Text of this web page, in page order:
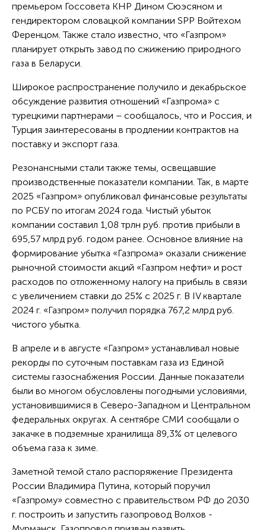
премьером Госсовета КНР Дином Сюэсяном и
гендиректором словацкой компании SPP Войтехом
Ференцом. Также стало известно, что «Газпром»
планирует открыть завод по сжижению природного
газа в Беларуси.
Широкое распространение получило и декабрьское
обсуждение развития отношений «Газпрома» с
турецкими партнерами – сообщалось, что и Россия, и
Турция заинтересованы в продлении контрактов на
поставку и экспорт газа.
Резонансными стали также темы, освещавшие
производственные показатели компании. Так, в марте
2025 «Газпром» опубликовал финансовые результаты
по РСБУ по итогам 2024 года. Чистый убыток
компании составил 1,08 трлн руб. против прибыли в
695,57 млрд руб. годом ранее. Основное влияние на
формирование убытка «Газпрома» оказали снижение
рыночной стоимости акций «Газпром нефти» и рост
расходов по отложенному налогу на прибыль в связи
с увеличением ставки до 25% с 2025 г. В IV квартале
2024 г. «Газпром» получил порядка 767,2 млрд руб.
чистого убытка.
В апреле и в августе «Газпром» устанавливал новые
рекорды по суточным поставкам газа из Единой
системы газоснабжения России. Данные показатели
были во многом обусловлены погодными условиями,
установившимися в Северо-Западном и Центральном
федеральных округах. А сентябре СМИ сообщали о
закачке в подземные хранилища 89,3% от целевого
объема газа к зиме.
Заметной темой стало распоряжение Президента
России Владимира Путина, который поручил
«Газпрому» совместно с правительством РФ до 2030
г. построить и запустить газопровод Волхов -